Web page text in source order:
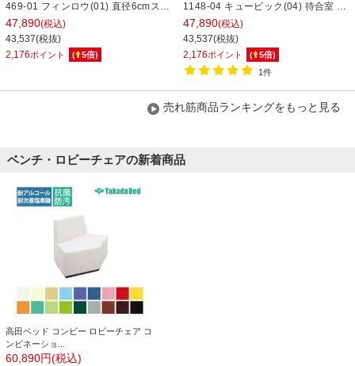
469-01 フィンロウ(01) 直径6cmスチ
ール製極太脚 高耐久 業務用 サイズ/
カラー(18色)選択可能
47,890(税込)
43,537(税抜)
2,176ポイント ( 5倍)
1148-04 キュービック(04) 待合室 シ
ンプル レイアウト自在 省スペース サ
イズ/カラー(18色)選択可
47,890(税込)
43,537(税抜)
2,176ポイント ( 5倍)
1件
売れ筋商品ランキングをもっと見る
ベンチ・ロビーチェアの新着商品
高田ベッド コンビー ロビーチェア コ
ンビネーショ...
60,890円(税込)